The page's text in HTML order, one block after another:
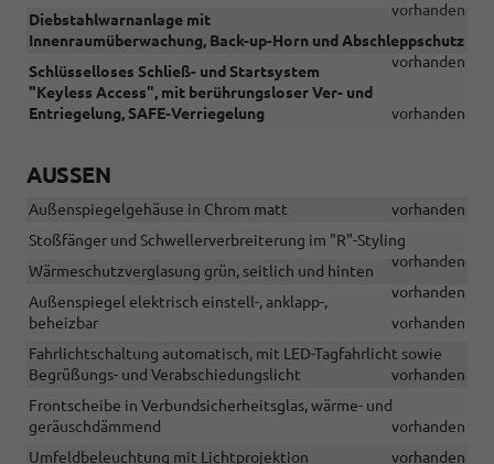
vorhanden
Diebstahlwarnanlage mit
Innenraumüberwachung, Back-up-Horn und Abschleppschutz
vorhanden
Schlüsselloses Schließ- und Startsystem
"Keyless Access", mit berührungsloser Ver- und
Entriegelung, SAFE-Verriegelung
vorhanden
AUSSEN
Außenspiegelgehäuse in Chrom matt
vorhanden
Stoßfänger und Schwellerverbreiterung im "R"-Styling
vorhanden
Wärmeschutzverglasung grün, seitlich und hinten
vorhanden
Außenspiegel elektrisch einstell-, anklapp-,
beheizbar
vorhanden
Fahrlichtschaltung automatisch, mit LED-Tagfahrlicht sowie
Begrüßungs- und Verabschiedungslicht
vorhanden
Frontscheibe in Verbundsicherheitsglas, wärme- und
geräuschdämmend
vorhanden
Umfeldbeleuchtung mit Lichtprojektion
vorhanden